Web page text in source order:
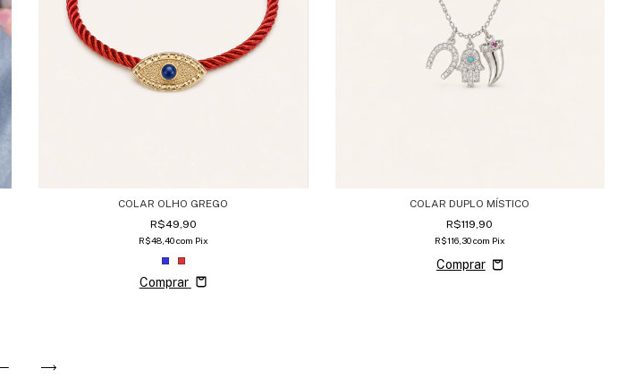
COLAR OLHO GREGO
R$49,90
R$48,40com Pix
Comprar
COLAR DUPLO MÍSTICO
R$119,90
R$116,30com Pix